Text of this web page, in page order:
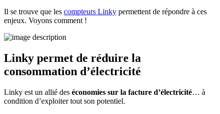
Il se trouve que les compteurs Linky permettent de répondre à ces
enjeux. Voyons comment !
Linky permet de réduire la
consommation d’électricité
Linky est un allié des économies sur la facture d’électricité… à
condition d’exploiter tout son potentiel.